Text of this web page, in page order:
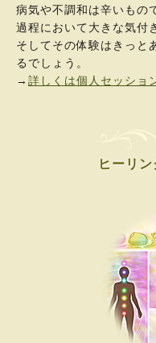
病気や不調和は辛いもの
過程において大きな気付
そしてその体験はきっと
るでしょう。
→ 詳しくは個人セッショ
ヒーリ